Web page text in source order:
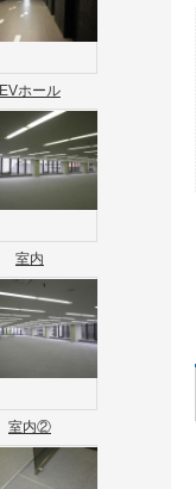
EVホール
室内
室内②